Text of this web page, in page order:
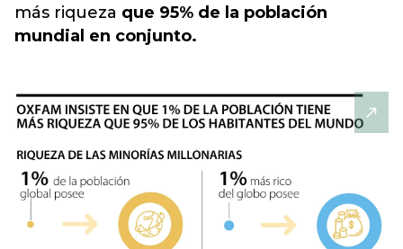
más riqueza que 95% de la población
mundial en conjunto.